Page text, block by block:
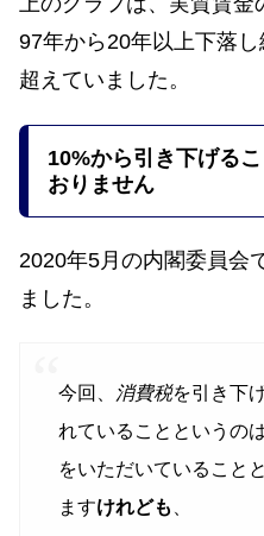
97年から20年以上下落
超えていました。
10%から引き下げる
おりません
2020年5月の内閣委員会
ました。
今回、 消費税を引き下
れていることというの
をいただいていること
ますけれども